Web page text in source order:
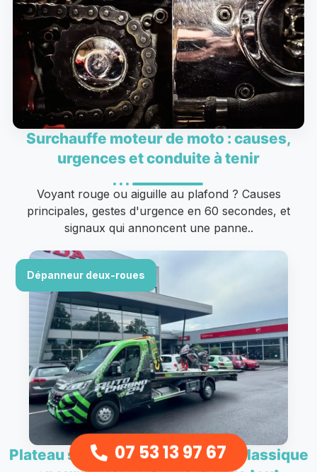
Surchauffe moteur de moto : causes,
urgences et conduite à tenir
Voyant rouge ou aiguille au plafond ? Causes
principales, gestes d'urgence en 60 secondes, et
signaux qui annoncent une panne..
Dépanneur deux-roues
Plateau spécial moto vs camion classique
07 53 13 97 67